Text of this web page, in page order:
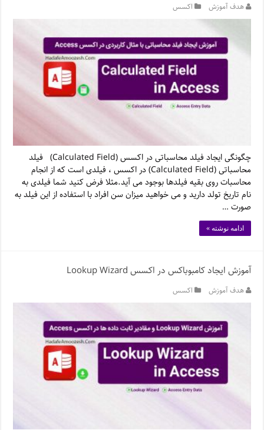
هدف آموزش اکسس
چگونگی ایجاد فیلد محاسباتی در اکسس (Calculated Field) فیلد
محاسباتی (Calculated Field) در اکسس ، فیلدی است که از انجام
محاسبات روی بقیه فیلدها بوجود می آید.مثلا فرض کنید شما فیلدی به
نام تاریخ تولد دارید و می خواهید میزان سن افراد با استفاده از این فیلد به
صورت …
ادامه نوشته »
آموزش ایجاد کامبوباکس در اکسس Lookup Wizard
هدف آموزش اکسس